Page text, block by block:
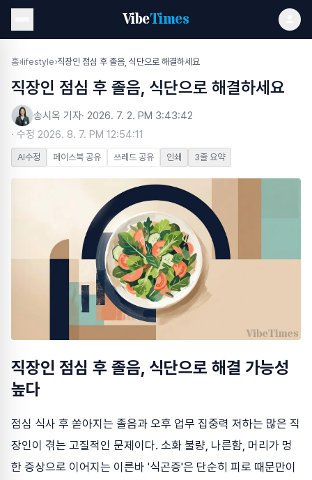
VibeTimes
홈›lifestyle›직장인 점심 후 졸음, 식단으로 해결하세요
직장인 점심 후 졸음, 식단으로 해결하세요
송시옥 기자· 2026. 7. 2. PM 3:43:42
· 수정 2026. 8. 7. PM 12:54:11
AI수정 페이스북 공유 쓰레드 공유 인쇄 3줄 요약
직장인 점심 후 졸음, 식단으로 해결 가능성
높다
점심 식사 후 쏟아지는 졸음과 오후 업무 집중력 저하는 많은 직
장인이 겪는 고질적인 문제이다. 소화 불량, 나른함, 머리가 멍
한 증상으로 이어지는 이른바 '식곤증'은 단순히 피로 때문만이